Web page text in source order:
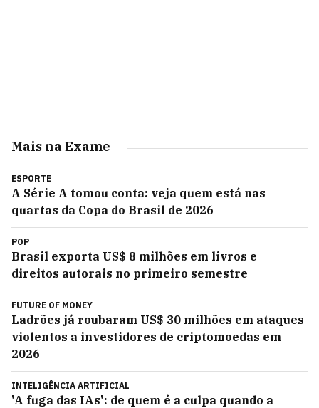
Mais na Exame
ESPORTE
A Série A tomou conta: veja quem está nas
quartas da Copa do Brasil de 2026
POP
Brasil exporta US$ 8 milhões em livros e
direitos autorais no primeiro semestre
FUTURE OF MONEY
Ladrões já roubaram US$ 30 milhões em ataques
violentos a investidores de criptomoedas em
2026
INTELIGÊNCIA ARTIFICIAL
'A fuga das IAs': de quem é a culpa quando a